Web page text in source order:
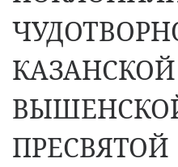
КАЗАНСКОЙ
ПРЕСВЯТОЙ